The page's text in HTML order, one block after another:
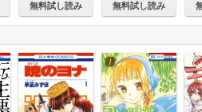
無料試し読み 無料試し読み